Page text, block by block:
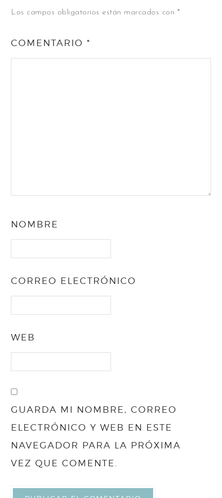
Los campos obligatorios están marcados con *
COMENTARIO*
NOMBRE
CORREO ELECTRÓNICO
WEB
GUARDA MI NOMBRE, CORREO
ELECTRÓNICO Y WEB EN ESTE
NAVEGADOR PARA LA PRÓXIMA
VEZ QUE COMENTE.